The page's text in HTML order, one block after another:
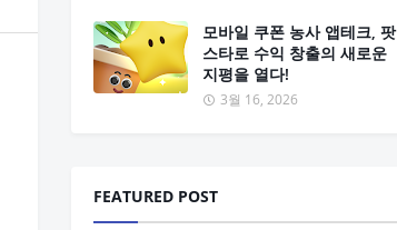
모바일 쿠폰 농사 앱테크, 팟
스타로 수익 창출의 새로운
지평을 열다!
3월 16, 2026
FEATURED POST